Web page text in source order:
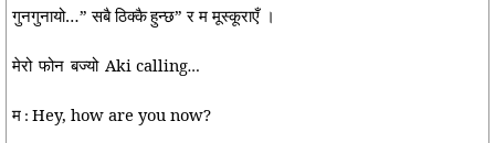
गुनगुनायो…” सबैठिक्कैहुन्छ” र म मूस्कूराएँ ।
मेरो फोन बज्यो Aki calling…
म : Hey, how are you now?